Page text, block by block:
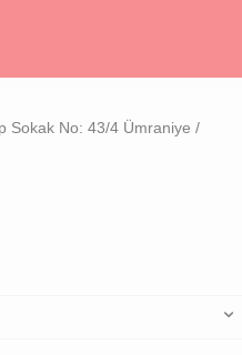
Sokak No: 43/4 Ümraniye /